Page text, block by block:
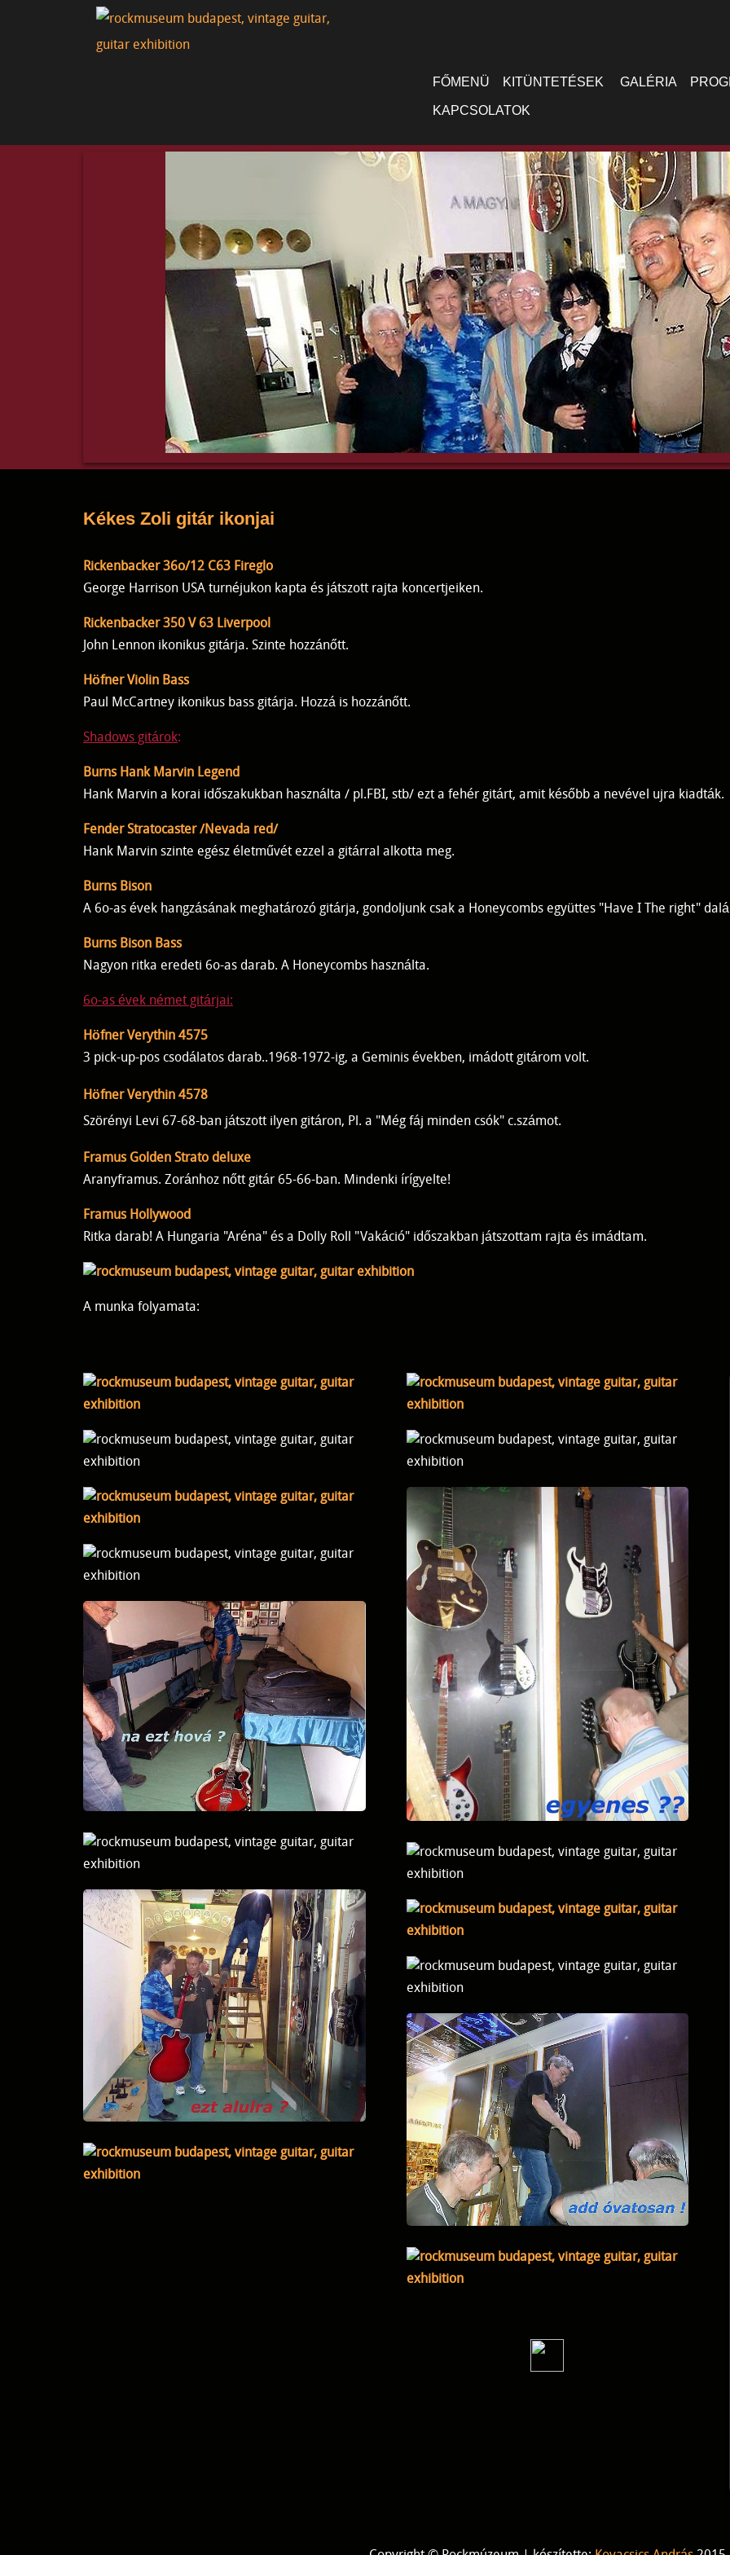
FŐMENÜ KITÜNTETÉSEK GALÉRIA
KAPCSOLATOK
Kékes Zoli gitár ikonjai
Rickenbacker 36o/12 C63 Fireglo
George Harrison USA turnéjukon kapta és játszott rajta koncertjeiken.
Rickenbacker 350 V 63 Liverpool
John Lennon ikonikus gitárja. Szinte hozzánőtt.
Höfner Violin Bass
Paul McCartney ikonikus bass gitárja. Hozzá is hozzánőtt.
Shadows gitárok:
Burns Hank Marvin Legend
Hank Marvin a korai időszakukban használta / pl.FBI, stb/ ezt a fehér gitárt, amit később a nevével ujra kiadták.
Fender Stratocaster/Nevada red/
Hank Marvin szinte egész életművét ezzel a gitárral alkotta meg.
Burns Bison
A 6o-as évek hangzásának meghatározó gitárja, gondoljunk csak a Honeycombs együttes "Have I The right"
Burns Bison Bass
Nagyon ritka eredeti 6o-as darab. A Honeycombs használta.
6o-as évek német gitárjai:
Höfner Verythin 4575
3 pick-up-pos csodálatos darab..1968-1972-ig, a Geminis években, imádott gitárom volt.
Höfner Verythin 4578
Szörényi Levi 67-68-ban játszott ilyen gitáron, Pl. a "Még fáj minden csók" c.számot.
Framus Golden Strato deluxe
Aranyframus. Zoránhoz nőtt gitár 65-66-ban. Mindenki írígyelte!
Framus Hollywood
Ritka darab! A Hungaria "Aréna" és a Dolly Roll "Vakáció" időszakban játszottam rajta és imádtam.
A munka folyamata: